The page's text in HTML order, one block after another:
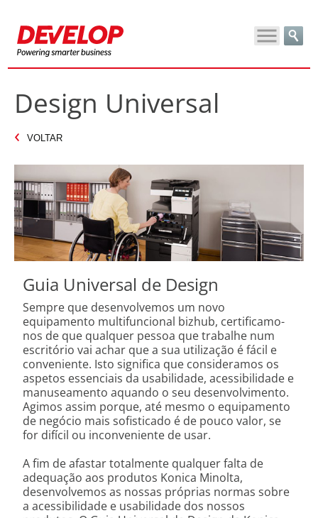
Design Universal
VOLTAR
Guia Universal de Design
Sempre que desenvolvemos um novo
equipamento multifuncional bizhub, certificamo-
nos de que qualquer pessoa que trabalhe num
escritório vai achar que a sua utilização é fácil e
conveniente. Isto significa que consideramos os
aspetos essenciais da usabilidade, acessibilidade e
manuseamento aquando o seu desenvolvimento.
Agimos assim porque, até mesmo o equipamento
de negócio mais sofisticado é de pouco valor, se
for difícil ou inconveniente de usar.
A fim de afastar totalmente qualquer falta de
adequação aos produtos Konica Minolta,
desenvolvemos as nossas próprias normas sobre
a acessibilidade e usabilidade dos nossos